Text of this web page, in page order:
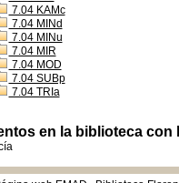
7.04 KAMc
7.04 MINd
7.04 MINu
7.04 MIR
7.04 MOD
7.04 SUBp
7.04 TRIa
en la biblioteca con